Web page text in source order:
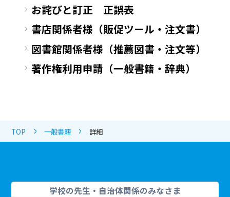
お詫びと訂正 正誤表
書店関係者様（販促ツール・注文書）
図書館関係者様（推薦図書・注文等）
著作権利用申請（一般書籍・辞典）
TOP 一般書籍 詳細
学校の先生・自治体関係のみなさま